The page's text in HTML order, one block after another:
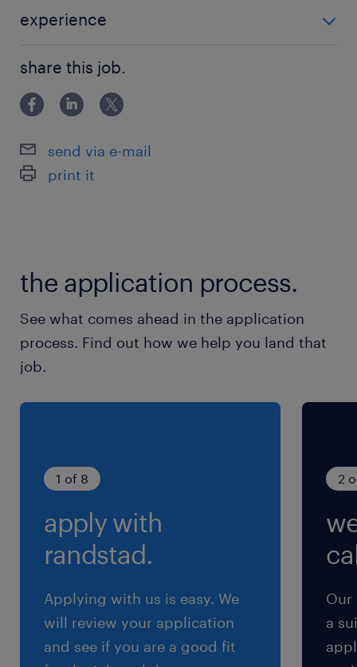
詳細は面談・お電話にて
派遣先の特徴
ユニフォームを扱う倉庫でのお仕事です！
東北本線、東武伊勢崎線／久喜駅（車15分）
東北本線／新白岡駅（車15分）
8:45-18:00（実働8時間00分・休憩75分）
※休憩時間は、11：30-12：30と15：00-15：15
の計75分
experience
ピッキングのお仕事をやってみたい！ そんな未経験の
方でも大歓迎♪ ランスタッドなら手続きがカンタン♪ ＼
Web登録でOK！／ カンタン♪時間を気に
share this job.
send via e-mail
print it
the application process.
See what comes ahead in the application
process. Find out how we help you land that
job.
1 of 8
apply with
randstad.
Applying with us is easy. We
will review your application
and see if you are a good fit
2
Our
a